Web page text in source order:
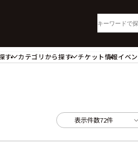
す
カテゴリから探す
食品・飲料品
チケット情報イベ
表示件数72件